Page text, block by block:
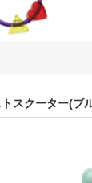
スクーター(ブ